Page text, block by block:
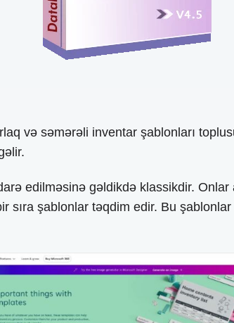
və səmərəli inventar şablonları
edilməsinə gəldikdə klassikdir.
sıra şablonlar təqdim edir. Bu